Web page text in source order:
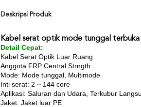
Deskripsi Produk
Kabel serat optik mode tunggal
Detail Cepat:
Kabel Serat Optik Luar Ruang
Anggota FRP Central Strngth
Mode: Mode tunggal, Multimode
Inti serat: 2 ~ 144 core
Aplikasi: Saluran dan Udara, Terkubur
Jaket: Jaket luar PE